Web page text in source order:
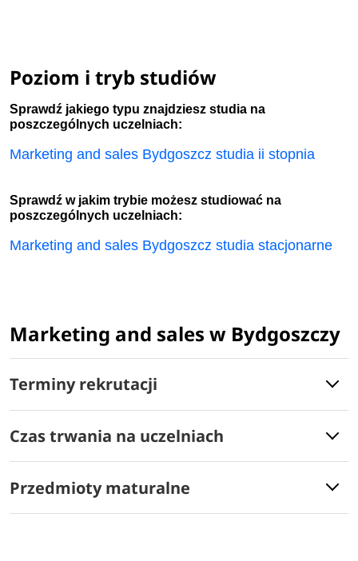
Poziom i tryb studiów
Sprawdź jakiego typu znajdziesz studia na
poszczególnych uczelniach:
Marketing and sales Bydgoszcz studia ii stopnia
Sprawdź w jakim trybie możesz studiować na
poszczególnych uczelniach:
Marketing and sales Bydgoszcz studia stacjonarne
Marketing and sales w Bydgoszczy
Terminy rekrutacji
Czas trwania na uczelniach
Przedmioty maturalne